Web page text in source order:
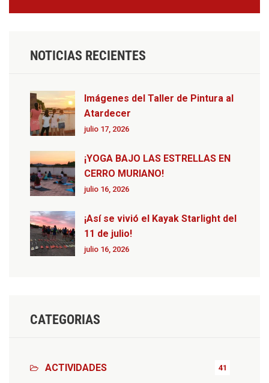
NOTICIAS RECIENTES
Imágenes del Taller de Pintura al
Atardecer
julio 17, 2026
¡YOGA BAJO LAS ESTRELLAS EN
CERRO MURIANO!
julio 16, 2026
¡Así se vivió el Kayak Starlight del
11 de julio!
julio 16, 2026
CATEGORIAS
ACTIVIDADES 41